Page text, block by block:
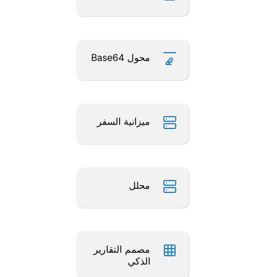
محول Base64
ميزانية السفر
محلل
مصمم التقارير
الذكي